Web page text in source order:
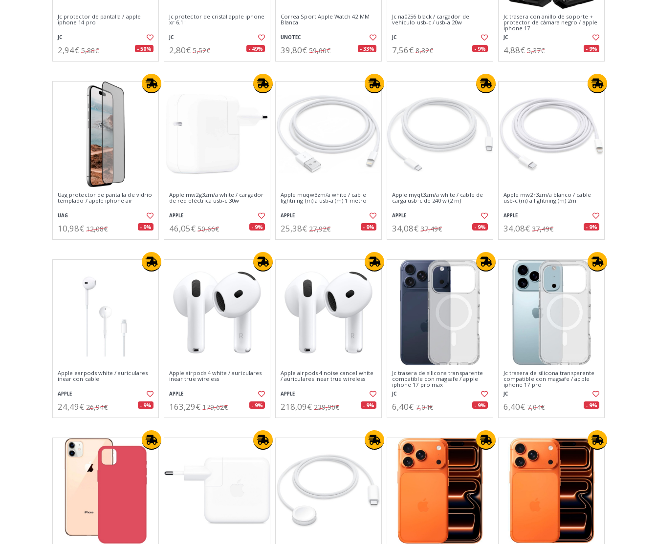
Jc protector de pantalla / apple
iphone 14 pro
JC
2,94€ 5,88€ - 50%
Jc protector de cristal apple iphone
xr 6.1''
JC
2,80€ 5,52€ - 49%
Correa Sport Apple Watch 42 MM
Blanca
UNOTEC
39,80€ 59,00€ - 33%
Jc na0256 black / cargador de
vehículo usb-c / usb-a 20w
JC
7,56€ 8,32€ - 9%
Jc trasera con anillo de soporte +
protector de cámara negro / apple
iphone 17
JC
4,88€ 5,37€ - 9%
Uag protector de pantalla de vidrio
templado / apple iphone air
UAG
10,98€ 12,08€ - 9%
Apple mw2g3zm/a white / cargador
de red eléctrica usb-c 30w
APPLE
46,05€ 50,66€ - 9%
Apple muqw3zm/a white / cable
lightning (m) a usb-a (m) 1 metro
APPLE
25,38€ 27,92€ - 9%
Apple myqt3zm/a white / cable de
carga usb‑c de 240 w (2 m)
APPLE
34,08€ 37,49€ - 9%
Apple mw2r3zm/a blanco / cable
usb-c (m) a lightning (m) 2m
APPLE
34,08€ 37,49€ - 9%
Apple earpods white / auriculares
inear con cable
APPLE
24,49€ 26,94€ - 9%
Apple airpods 4 white / auriculares
inear true wireless
APPLE
163,29€ 179,62€ - 9%
Apple airpods 4 noise cancel white
/ auriculares inear true wireless
APPLE
218,09€ 239,90€ - 9%
Jc trasera de silicona transparente
compatible con magsafe / apple
iphone 17 pro max
JC
6,40€ 7,04€ - 9%
Jc trasera de silicona transparente
compatible con magsafe / apple
iphone 17 pro
JC
6,40€ 7,04€ - 9%